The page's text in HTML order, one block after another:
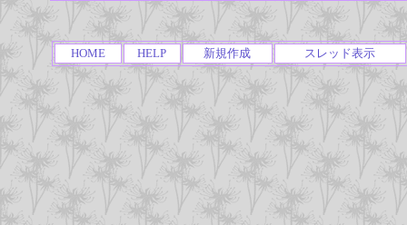
HOME HELP 新規作成 スレッド表示